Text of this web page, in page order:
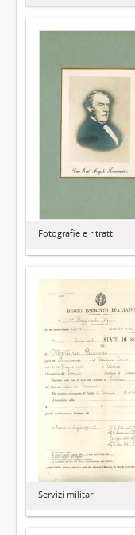
Fotografie e ritratti
Servizi militari